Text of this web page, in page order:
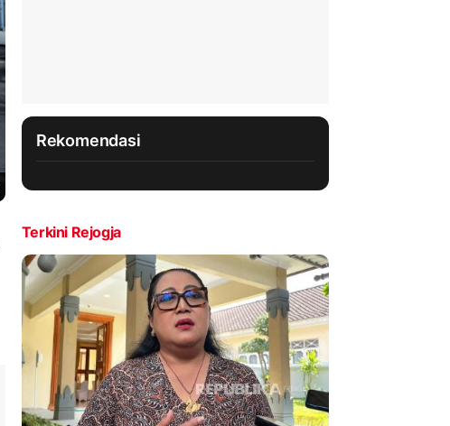
Rekomendasi
Terkini Rejogja